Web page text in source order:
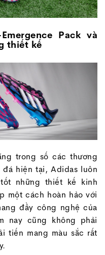
Pack và
thiết kế
trong số các thương
hiện tại, Adidas luôn
những thiết kế kinh
một cách hoàn hảo với
đầy công nghệ của
nay cũng không phải
tiến mang màu sắc rất